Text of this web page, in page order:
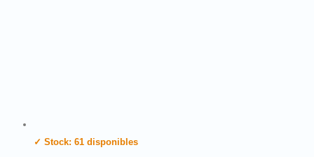
✓ Stock: 61 disponibles